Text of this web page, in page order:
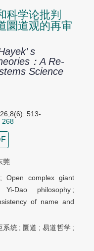
科学论批判
道观的再审
s
：A Re-
Science
513-
268
莞
; Open complex giant
Yi-Dao philosophy ;
of name and
系统 ; 圜道 ; 易道哲学 ;